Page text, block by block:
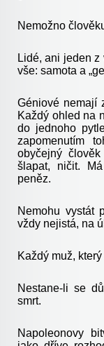
Nemožno
Lidé, ani jeden
vše: samota a
Géniové nemají
Každý ohled na
do jednoho
zapomenutím
obyčejný
šlapat, ničit.
peněz.
Nemohu vystát
vždy nejistá, na
Každý muž,
Nestane-li se
smrt.
Napoleonovy